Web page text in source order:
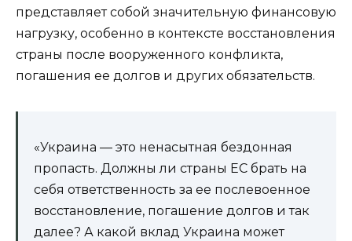
представляет собой значительную финансовую
нагрузку, особенно в контексте восстановления
страны после вооруженного конфликта,
погашения ее долгов и других обязательств.
«Украина — это ненасытная бездонная
пропасть. Должны ли страны ЕС брать на
себя ответственность за ее послевоенное
восстановление, погашение долгов и так
далее? А какой вклад Украина может